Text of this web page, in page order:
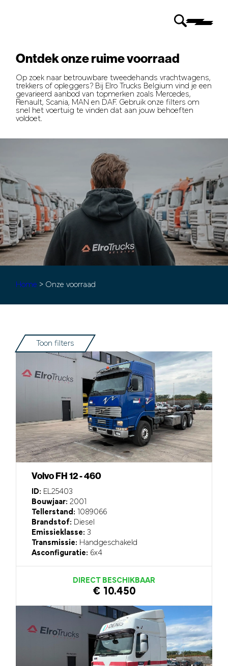
Ontdek onze ruime voorraad
Op zoek naar betrouwbare tweedehands vrachtwagens,
trekkers of opleggers? Bij Elro Trucks Belgium vind je een
gevarieerd aanbod van topmerken zoals Mercedes,
Renault, Scania, MAN en DAF. Gebruik onze filters om
snel het voertuig te vinden dat aan jouw behoeften
voldoet.
Home > Onze voorraad
Toon filters
Volvo FH 12 - 460
ID: EL25403
Bouwjaar: 2001
Tellerstand: 1089066
Brandstof: Diesel
Emissieklasse: 3
Transmissie: Handgeschakeld
Asconfiguratie: 6x4
DIRECT BESCHIKBAAR
€ 10.450